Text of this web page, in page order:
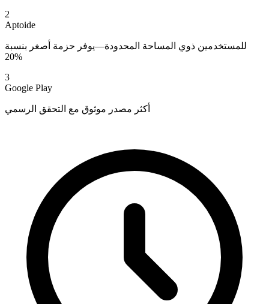
2
Aptoide
للمستخدمين ذوي المساحة المحدودة—يوفر حزمة أصغر بنسبة
20%
3
Google Play
أكثر مصدر موثوق مع التحقق الرسمي